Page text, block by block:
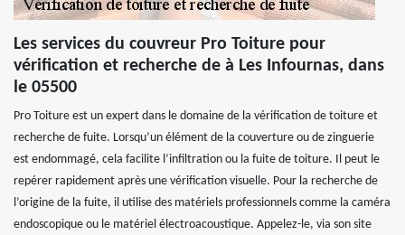
Les services du couvreur Pro Toiture pour
vérification et recherche de à Les Infournas, dans
le 05500
Pro Toiture est un expert dans le domaine de la vérification de toiture et
recherche de fuite. Lorsqu’un élément de la couverture ou de zinguerie
est endommagé, cela facilite l’infiltration ou la fuite de toiture. Il peut le
repérer rapidement après une vérification visuelle. Pour la recherche de
l’origine de la fuite, il utilise des matériels professionnels comme la caméra
endoscopique ou le matériel électroacoustique. Appelez-le, via son site